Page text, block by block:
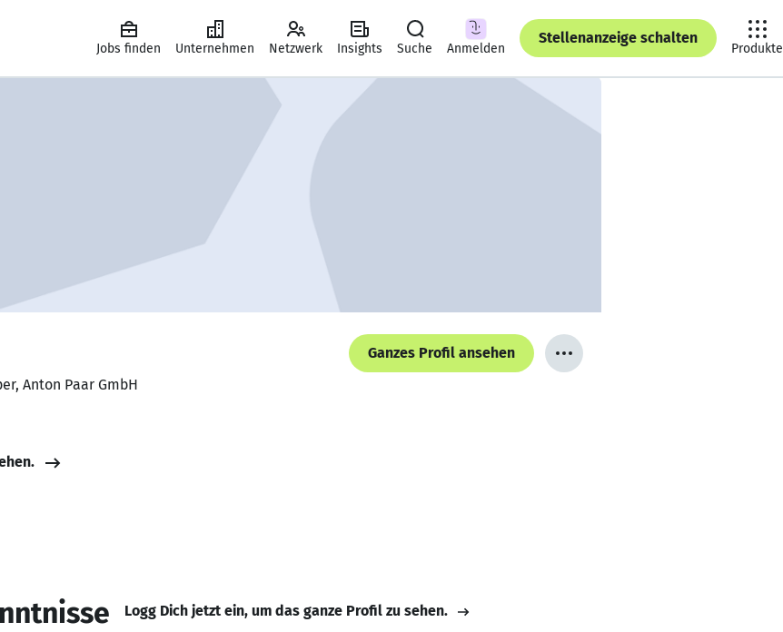
Jobs finden Unternehmen Netzwerk Insights Suche Anmelden
Stellenanzeige schalten
Produkte
Ganzes Profil ansehen
Anton Paar GmbH
Logg Dich jetzt ein, um das ganze Profil zu sehen.